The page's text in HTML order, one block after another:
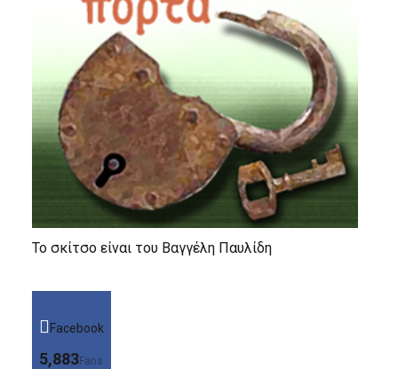
Το σκίτσο είναι του Βαγγέλη Παυλίδη
Facebook
5,883Fans